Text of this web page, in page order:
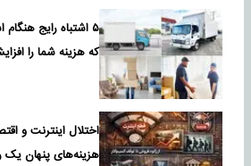
۵ اشتباه رایج
که هزینه شما را
اختلال اینترنت و
هزینه‌های پنهان